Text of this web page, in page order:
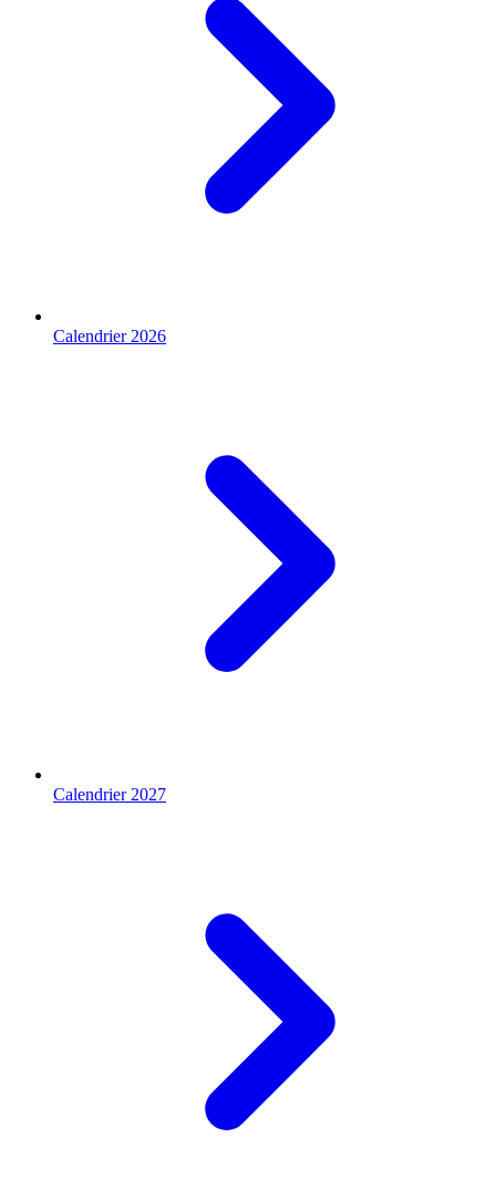
Calendrier 2026
Calendrier 2027